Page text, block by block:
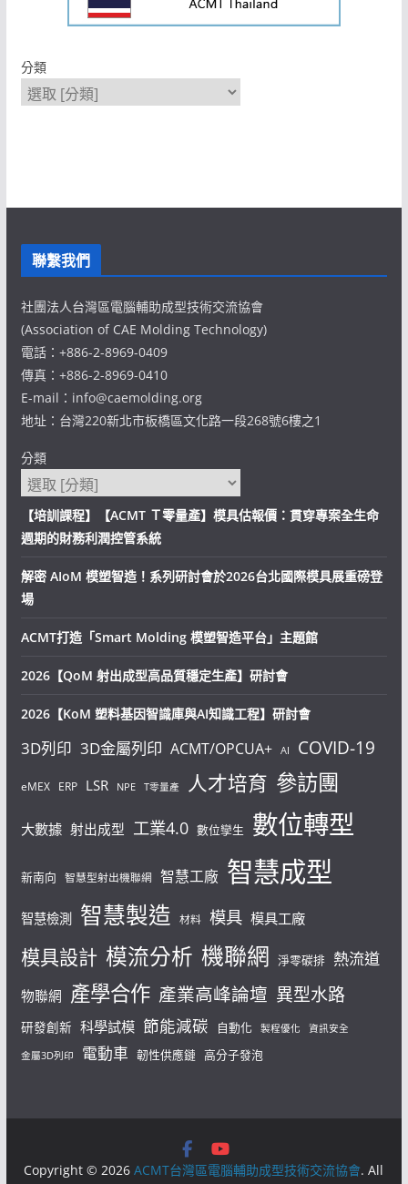
分類
聯繫我們
社團法人台灣區電腦輔助成型技術交流協會
(Association of CAE Molding Technology)
電話：+886-2-8969-0409
傳真：+886-2-8969-0410
E-mail：info@caemolding.org
地址：台灣220新北市板橋區文化路一段268號6樓之1
分類
【培訓課程】【ACMT Ｔ零量產】模具估報價：貫穿專案全生命
週期的財務利潤控管系統
解密 AIoM 模塑智造！系列研討會於2026台北國際模具展重磅登
場
ACMT打造「Smart Molding 模塑智造平台」主題館
2026【QoM 射出成型高品質穩定生產】研討會
2026【KoM 塑料基因智識庫與AI知識工程】研討會
3D列印 3D金屬列印 ACMT/OPCUA+ AI COVID-19
eMEX ERP LSR NPE T零量產 人才培育 參訪團
大數據 射出成型 工業4.0 數位孿生 數位轉型
新南向 智慧型射出機聯網 智慧工廠 智慧成型
智慧檢測 智慧製造 材料 模具 模具工廠
模具設計 模流分析 機聯網 淨零碳排 熱流道
物聯網 產學合作 產業高峰論壇 異型水路
研發創新 科學試模 節能減碳 自動化 製程優化 資訊安全
金屬3D列印 電動車 韌性供應鏈 高分子發泡
Copyright © 2026ACMT台灣區電腦輔助成型技術交流協會. All